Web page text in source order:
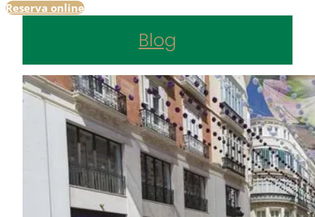
Reserva online
Blog